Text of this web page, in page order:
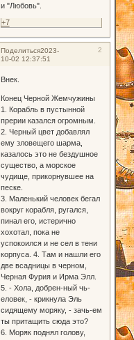
и "Любовь".
+7
Поделиться 2
2023-
10-02 12:37:51
Внек.
Конец Черной Жемчужины
1. Корабль в пустынной
прерии казался огромным.
2. Черный цвет добавлял
ему зловещего шарма,
казалось это не бездушное
существо, а морское
чудище, прикорнувшее на
песке.
3. Маленький человек бегал
вокруг корабля, ругался,
пинал его, истерично
хохотал, пока не
успокоился и не сел в тени
корпуса. 4. Там и нашли его
две всадницы в черном,
Черная Фурия и Ирма Элл.
5. - Хола, добрен-ный чь-
еловек, - крикнула Эль
сидящему моряку, - зачь-ем
ты притащить сюда это?
6. Моряк поднял голову,